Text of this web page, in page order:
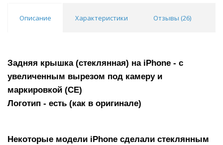
Описание Характеристики Отзывы (26)
Задняя крышка (стеклянная) на iPhone - с
увеличенным вырезом под камеру и
маркировкой (СЕ)
Логотип - есть (как в оригинале)
Некоторые модели iPhone сделали стеклянным